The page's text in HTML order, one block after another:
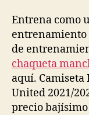
Entrena como
entrenamiento
de
chaqueta
aquí.
United 2021/
precio bajísimo